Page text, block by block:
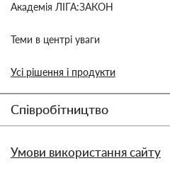
Академія ЛІГА:ЗАКОН
Теми в центрі уваги
Усі рішення і продукти
Співробітництво
Умови використання сайту